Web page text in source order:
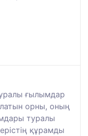
ғылымдар
орны, оның
туралы
құрамды